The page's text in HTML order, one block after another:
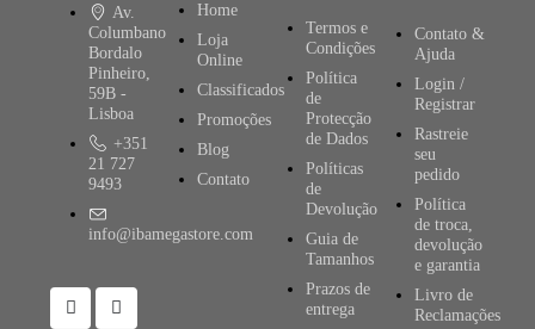
Av.
Columbano
Bordalo
Pinheiro,
59B -
Lisboa
+351
21 727
9493
info@ibamegastore.com
Home
Loja
Online
Classificados
Promoções
Blog
Contato
Termos e
Condições
Política
de
Protecção
de Dados
Políticas
de
Devolução
Guia de
Tamanhos
Prazos de
entrega
Contato &
Ajuda
Login /
Registrar
Rastreie
seu
pedido
Política
de troca,
devolução
e garantia
Livro de
Reclamações